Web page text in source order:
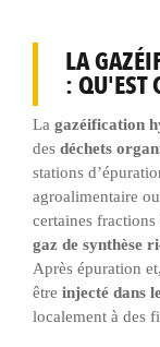
LA
: QU'EST
La gazéification
des déchets
stations
agroalimentaire
certaines
gaz de synthèse
Après épuration
être injecté dans
localement à des